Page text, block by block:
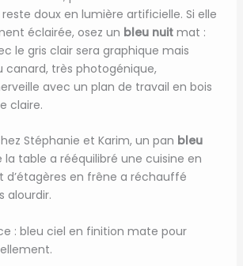
doux en lumière artificielle. Si elle
éclairée, osez un bleu nuitmat :
le gris clair sera graphique mais
canard, très photogénique,
avec un plan de travail en bois
claire.
Stéphanie et Karim, un pan bleu
table a rééquilibré une cuisine en
d’étagères en frêne a réchauffé
alourdir.
: bleu ciel en finition mate pour